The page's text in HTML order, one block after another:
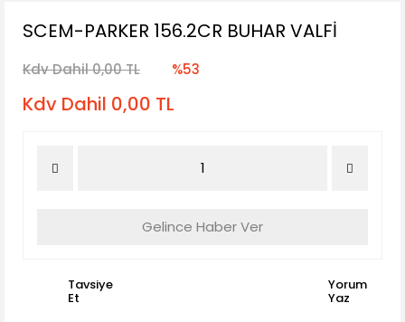
SCEM-PARKER 156.2CR BUHAR VALFİ
Kdv Dahil 0,00 TL %53
Kdv Dahil 0,00 TL
Gelince Haber Ver
Tavsiye
Et
Yorum
Yaz